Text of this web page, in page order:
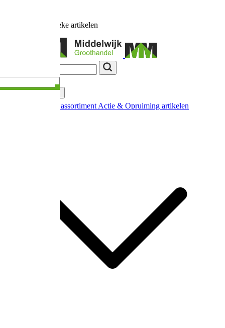
unieke artikelen
Nieuw in ons assortiment Actie & Opruiming artikelen